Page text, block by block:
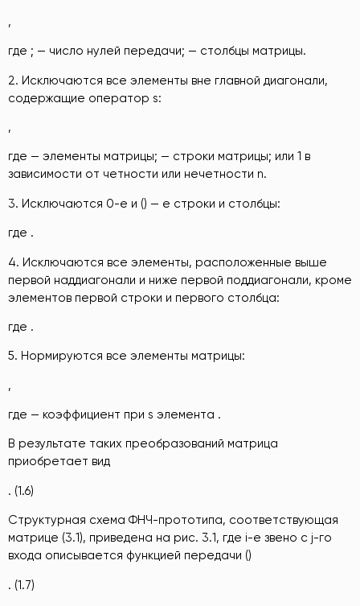
,
где ; — число нулей передачи; — столбцы матрицы.
2. Исключаются все элементы вне главной диагонали,
содержащие оператор s:
,
где — элементы матрицы; — строки матрицы; или 1 в
зависимости от четности или нечетности n.
3. Исключаются 0-е и () — е строки и столбцы:
где .
4. Исключаются все элементы, расположенные выше
первой наддиагонали и ниже первой поддиагонали, кроме
элементов первой строки и первого столбца:
где .
5. Нормируются все элементы матрицы:
,
где — коэффициент при s элемента .
В результате таких преобразований матрица
приобретает вид
. (1.6)
Структурная схема ФНЧ-прототипа, соответствующая
матрице (3.1), приведена на рис. 3.1, где i-е звено с j-го
входа описывается функцией передачи ()
. (1.7)